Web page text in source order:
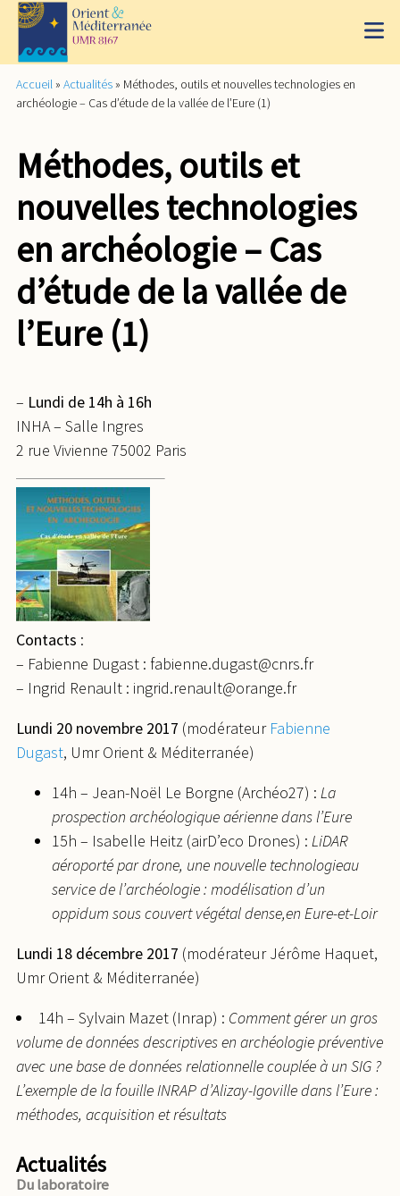
Accueil » Actualités » Méthodes, outils et nouvelles technologies en
archéologie – Cas d’étude de la vallée de l’Eure (1)
Méthodes, outils et
nouvelles technologies
en archéologie – Cas
d’étude de la vallée de
l’Eure (1)
– Lundi de 14h à 16h
INHA – Salle Ingres
2 rue Vivienne 75002 Paris
Contacts :
– Fabienne Dugast : fabienne.dugast@cnrs.fr
– Ingrid Renault : ingrid.renault@orange.fr
Lundi 20 novembre 2017 (modérateur Fabienne
Dugast, Umr Orient & Méditerranée)
14h – Jean-Noël Le Borgne (Archéo27) : La
prospection archéologique aérienne dans l’Eure
15h – Isabelle Heitz (airD’eco Drones) : LiDAR
aéroporté par drone, une nouvelle technologieau
service de l’archéologie : modélisation d’un
oppidum sous couvert végétal dense,en Eure-et-Loir
Lundi 18 décembre 2017 (modérateur Jérôme Haquet,
Umr Orient & Méditerranée)
14h – Sylvain Mazet (Inrap) : Comment gérer un gros
volume de données descriptives en archéologie préventive
avec une base de données relationnelle couplée à un SIG ?
L’exemple de la fouille INRAP d’Alizay-Igoville dans l’Eure :
méthodes, acquisition et résultats
Actualités
Du laboratoire